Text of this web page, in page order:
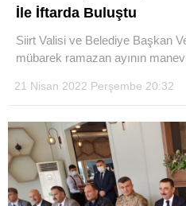
İle İftarda Buluştu
Siirt Valisi ve Belediye Başkan
mübarek ramazan ayının
21 Nisan 2022 Perşembe 20:32